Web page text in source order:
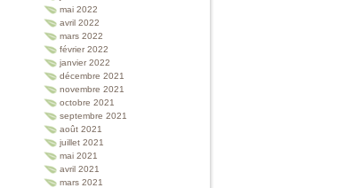
mai 2022
avril 2022
mars 2022
février 2022
janvier 2022
décembre 2021
novembre 2021
octobre 2021
septembre 2021
août 2021
juillet 2021
mai 2021
avril 2021
mars 2021